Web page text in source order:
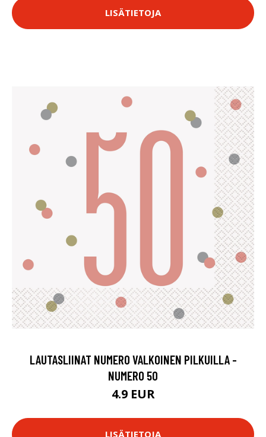
LISÄTIETOJA
LAUTASLIINAT NUMERO VALKOINEN PILKUILLA -
NUMERO 50
4.9 EUR
LISÄTIETOJA